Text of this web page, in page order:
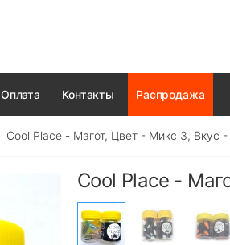
Оплата Контакты Распродажа
Cool Place - Магот, Цвет - Микс 3, Вкус
Cool Place -